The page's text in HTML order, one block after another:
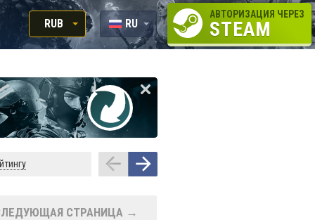
RUB
RUB
USD
EUR
RU
EN
АВТОРИЗАЦИЯ ЧЕРЕЗ
STEAM
СТРАНИЦА →